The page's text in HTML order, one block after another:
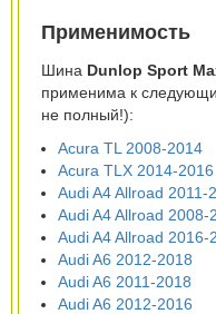
Применимость
Шина Dunlop Sport
применима к
не полный!):
Acura TL 2008-2014
Acura TLX 2014-2016
Audi A4 Allroad 2011-
Audi A4 Allroad 2008-
Audi A4 Allroad 2016-
Audi A6 2012-2018
Audi A6 2011-2018
Audi A6 2012-2016